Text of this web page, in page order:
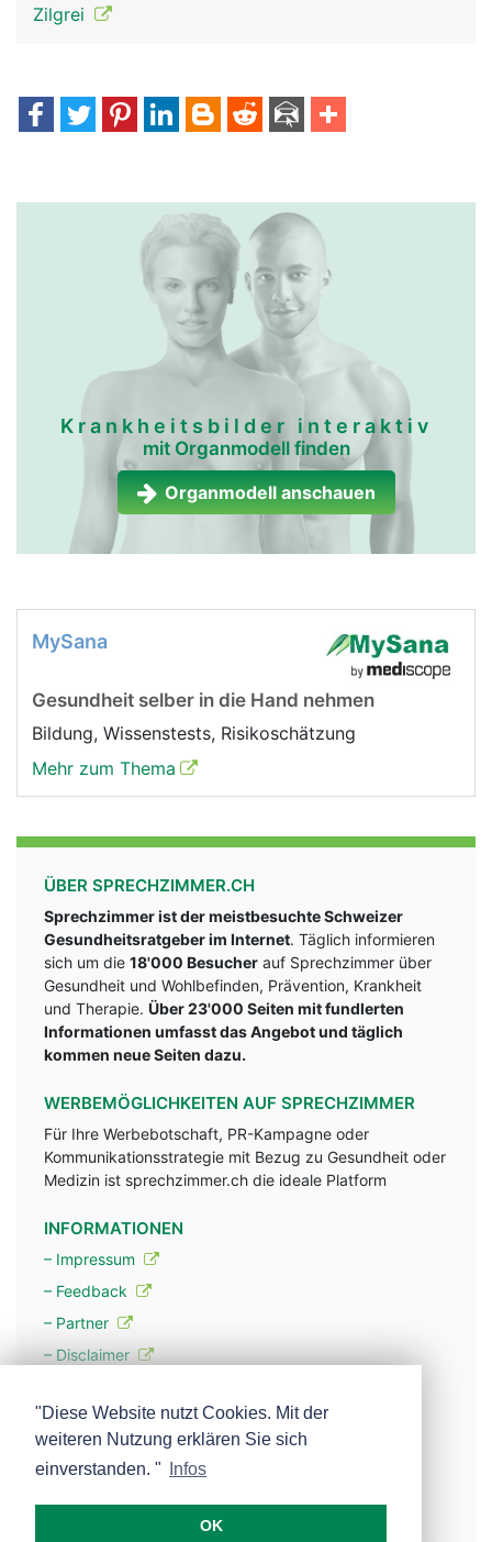
Zilgrei
Krankheitsbilder interaktiv
mit Organmodell finden
Organmodell anschauen
MySana
Gesundheit selber in die Hand nehmen
Bildung, Wissenstests, Risikoschätzung
Mehr zum Thema
ÜBER SPRECHZIMMER.CH
Sprechzimmer ist der meistbesuchte Schweizer
Gesundheitsratgeber im Internet. Täglich informieren
sich um die 18'000 Besucher auf Sprechzimmer über
Gesundheit und Wohlbefinden, Prävention, Krankheit
und Therapie. Über 23'000 Seiten mit fundlerten
Informationen umfasst das Angebot und täglich
kommen neue Seiten dazu.
WERBEMÖGLICHKEITEN AUF SPRECHZIMMER
Für Ihre Werbebotschaft, PR-Kampagne oder
Kommunikationsstrategie mit Bezug zu Gesundheit oder
Medizin ist sprechzimmer.ch die ideale Platform
INFORMATIONEN
– Impressum
– Feedback
– Partner
– Disclaimer
– Werbung
– Mehr über unsere Experten
"Diese Website nutzt Cookies. Mit der
weiteren Nutzung erklären Sie sich
einverstanden. "
Infos
OK